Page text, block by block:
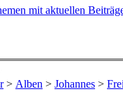
mit aktuellen
> Alben > Johannes >